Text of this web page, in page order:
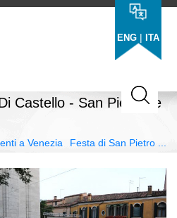
ENG | ITA
Castello - San Piero De
a Venezia Festa di San Pietro ...